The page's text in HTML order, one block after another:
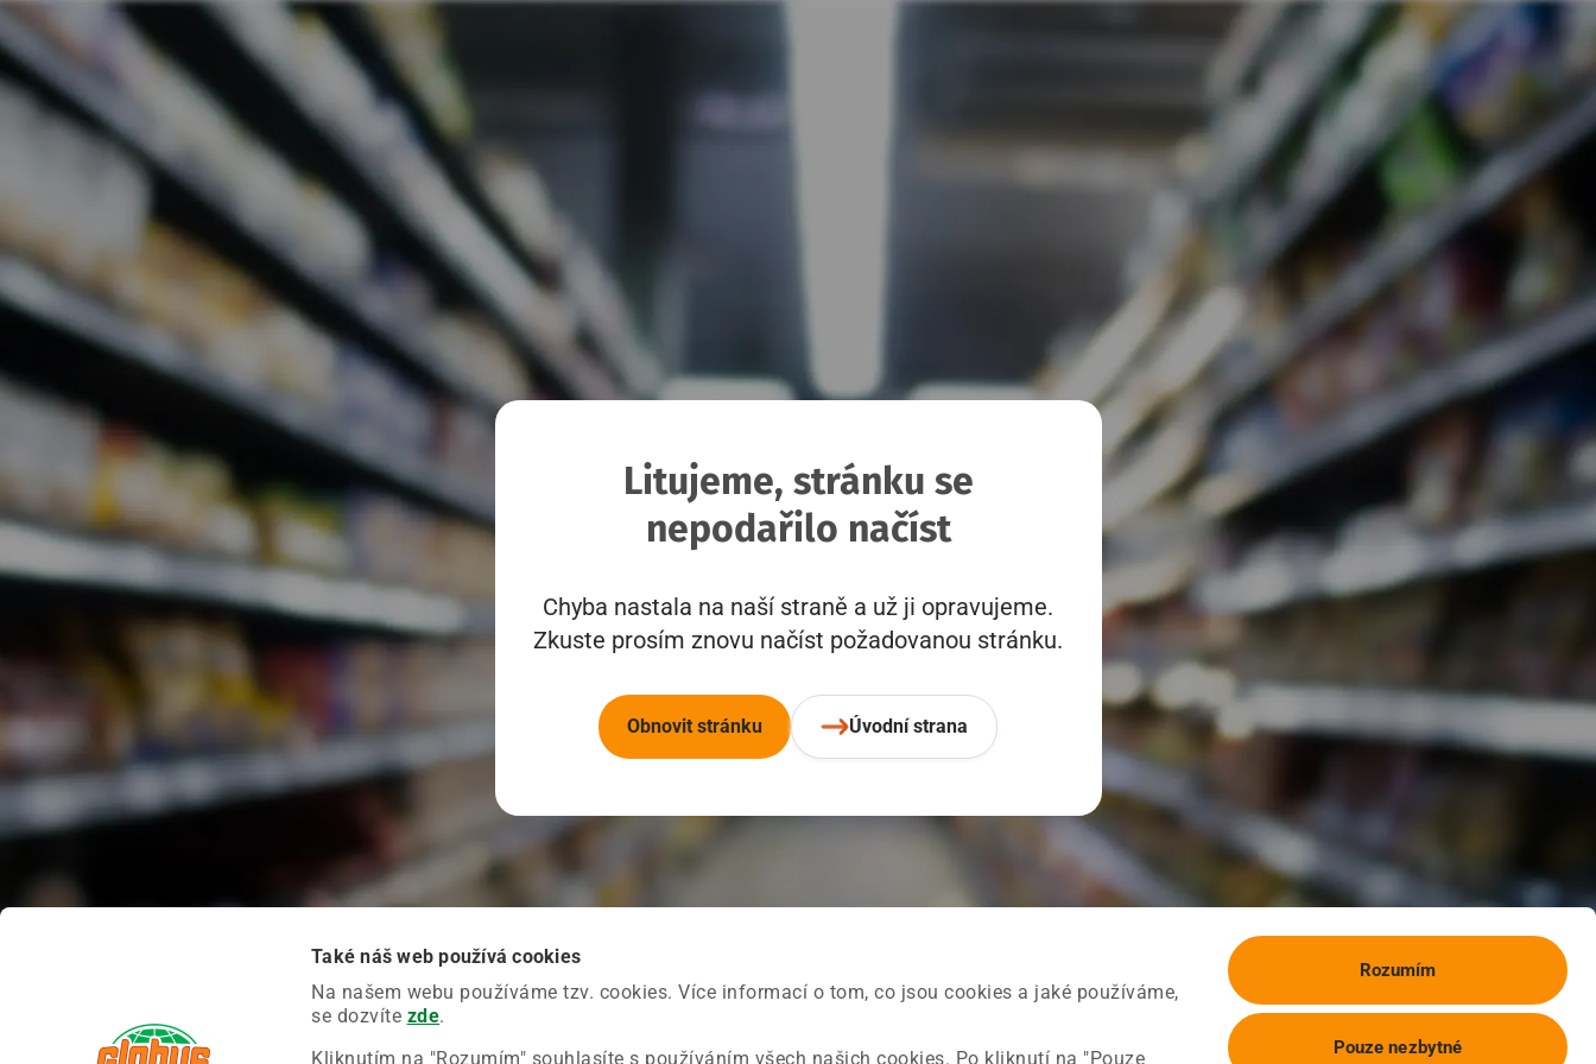
Také náš web používá cookies
Na našem webu používáme tzv. cookies. Více informací o tom, co jsou cookies a jaké používáme,
se dozvíte zde.
Kliknutím na "Rozumím" souhlasíte s používáním všech našich cookies. Po kliknutí na "Pouze
Rozumím
Pouze nezbytné
Litujeme, stránku se
nepodařilo načíst
Chyba nastala na naší straně a už ji opravujeme.
Zkuste prosím znovu načíst požadovanou stránku.
Obnovit stránku Úvodní strana